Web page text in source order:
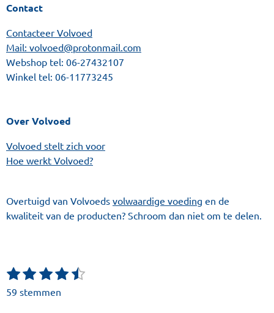
Contact
Contacteer Volvoed
Mail: volvoed@protonmail.com
Webshop tel: 06-27432107
Winkel tel: 06-11773245
Over Volvoed
Volvoed stelt zich voor
Hoe werkt Volvoed?
Overtuigd van Volvoeds volwaardige voeding en de
kwaliteit van de producten? Schroom dan niet om te delen.
R
a
1
s
2
s
3
s
4
s
5 S
59 stemmen